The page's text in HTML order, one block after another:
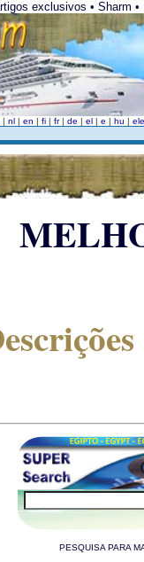
exclusivos • Sharm
|nl |en |fi |fr |de |el |e |hu |
PESQUISA PARA